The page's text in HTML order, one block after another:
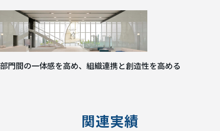
部門間の一体感を高め、組織連携と創造性を高める
関連実績